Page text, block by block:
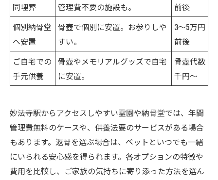
同埋葬
管理費不要の施設も。
前後
個別納骨堂
へ安置
骨壺で個別に安置。お参りしや
すい。
3～5万円
前後
ご自宅での
手元供養
骨壺やメモリアルグッズで自宅
に安置。
骨壺代数
千円～
妙法寺駅からアクセスしやすい霊園や納骨堂では、年間
管理費無料のケースや、供養法要のサービスがある場合
もあります。返骨を選ぶ場合は、ペットといつでも一緒
にいられる安心感を得られます。各オプションの特徴や
費用を比較し、ご家族の気持ちに寄り添った方法を選ん